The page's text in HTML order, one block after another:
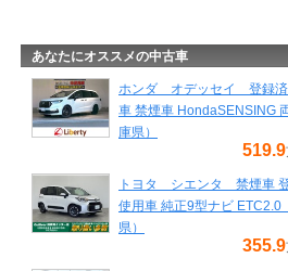
あなたにオススメの中古車
ホンダ オデッセイ 登録済
車 禁煙車 HondaSENSING
庫県）
519.9
トヨタ シエンタ 禁煙車
使用車 純正9型ナビ ETC2.0
県）
355.9